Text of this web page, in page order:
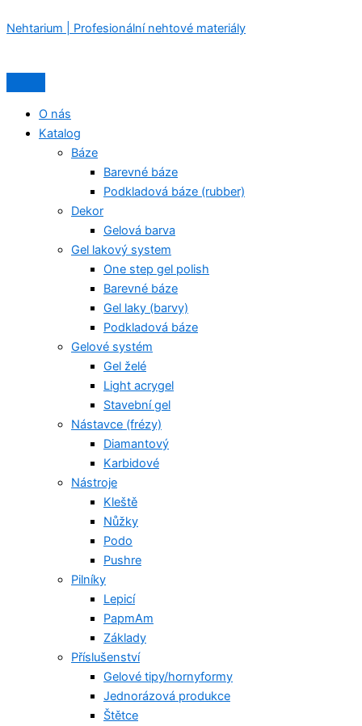
na
Nehtarium | Profesionální nehtové materiály
O nás
Katalog
Báze
Barevné báze
Podkladová báze (rubber)
Dekor
Gelová barva
Gel lakový system
One step gel polish
Barevné báze
Gel laky (barvy)
Podkladová báze
Gelové systém
Gel želé
Light acrygel
Stavební gel
Nástavce (frézy)
Diamantový
Karbidové
Nástroje
Kleště
Nůžky
Podo
Pushre
Pilníky
Lepicí
PapmAm
Základy
Příslušenství
Gelové tipy/hornyformy
Jednorázová produkce
Štětce
dřevěná
rovná
EXPERT